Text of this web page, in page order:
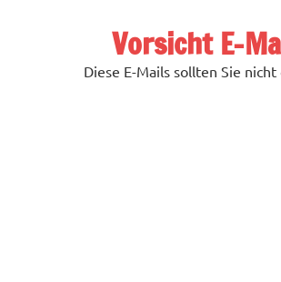
Vorsicht E-
Diese E-Mails sollten Sie